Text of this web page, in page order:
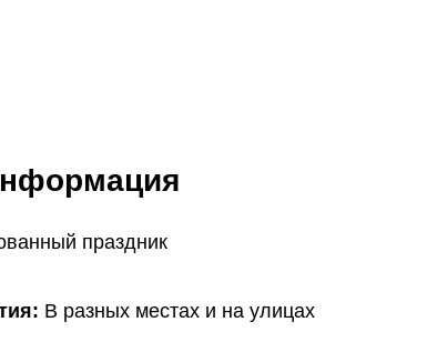
праздник
В разных местах и на улицах